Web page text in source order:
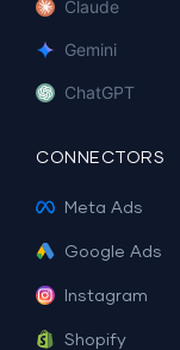
Claude
Gemini
ChatGPT
CONNECTORS
Meta Ads
Google Ads
Instagram
Shopify